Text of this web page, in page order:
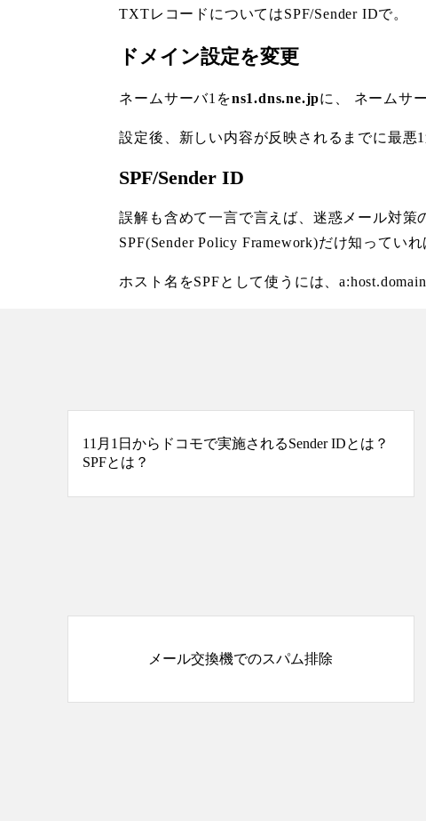
TXTレコードについてはSPF/Sender IDで。
ドメイン設定を変更
ネームサーバ1をns1.dns.ne.jpに、 ネームサ
設定後、新しい内容が反映されるまでに最悪
SPF/Sender ID
誤解も含めて一言で言えば、迷惑メール対策
SPF(Sender Policy Framework)だけ知ってい
ホスト名をSPFとして使うには、
11月1日からドコモで実施されるSender IDとは？
SPFとは？
メール交換機でのスパム排除